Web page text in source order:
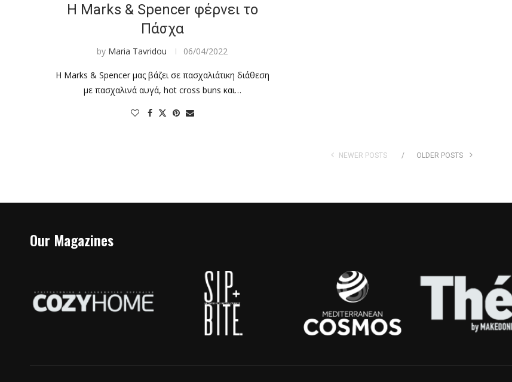
Η Marks & Spencer φέρνει το
Πάσχα
by Maria Tavridou 06/04/2022
H Marks & Spencer μας βάζει σε πασχαλιάτικη διάθεση
με πασχαλινά αυγά, hot cross buns και…
NEWER POSTS OLDER POSTS
Our Magazines